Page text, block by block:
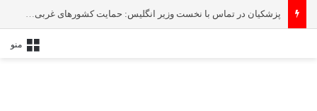
پزشکیان در تماس با نخست‌ وزیر انگلیس: حمایت کشور‌های غربی از رژیم صهیونیستی امنیت منطقه و جهان را به خطر انداخته است
منو